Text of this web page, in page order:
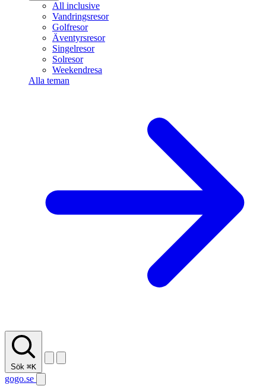
All inclusive
Vandringsresor
Golfresor
Äventyrsresor
Singelresor
Solresor
Weekendresa
Alla teman
Sök ⌘K
gogo.se